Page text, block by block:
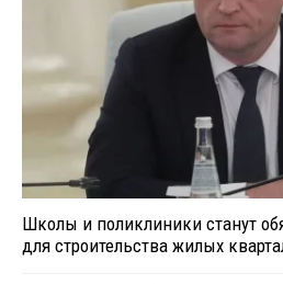
Школы и поликлиники станут
для строительства жилых